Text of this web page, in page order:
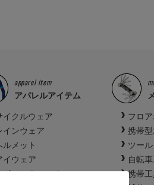
apparel item
アパレルアイテム
イクルウェア
インウェア
ルメット
イウェア
ポーツウォッチ
フロ
携帯
ツー
自転
携帯